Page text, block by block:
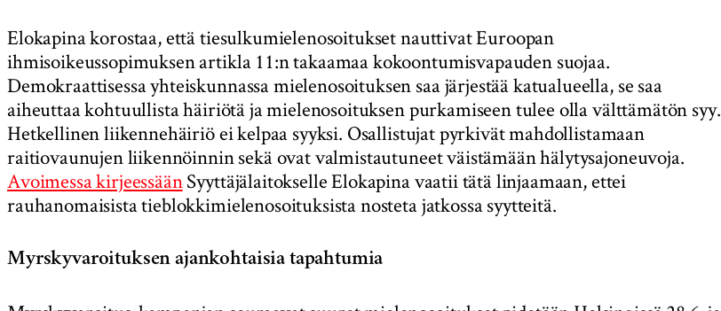
Elokapina korostaa, että tiesulkumielenosoitukset nauttivat Euroopan
ihmisoikeussopimuksen artikla 11:n takaamaa kokoontumisvapauden suojaa.
Demokraattisessa yhteiskunnassa mielenosoituksen saa järjestää katualueella, se saa
aiheuttaa kohtuullista häiriötä ja mielenosoituksen purkamiseen tulee olla välttämätön syy.
Hetkellinen liikennehäiriö ei kelpaa syyksi. Osallistujat pyrkivät mahdollistamaan
raitiovaunujen liikennöinnin sekä ovat valmistautuneet väistämään hälytysajoneuvoja.
Avoimessa kirjeessäänSyyttäjälaitokselle Elokapina vaatii tätä linjaamaan, ettei
rauhanomaisista tieblokkimielenosoituksista nosteta jatkossa syytteitä.
Myrskyvaroituksen ajankohtaisia tapahtumia